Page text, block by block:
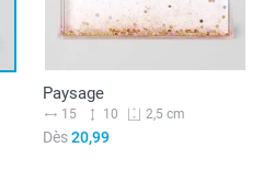
Paysage
15 10 2,5 cm
Dès20,99